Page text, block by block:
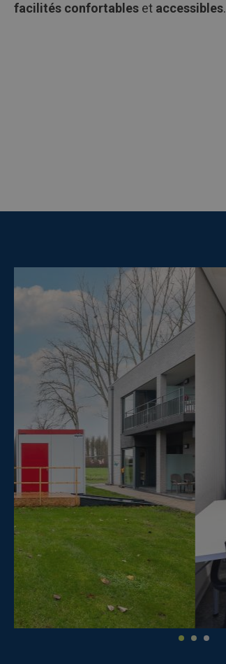
facilités confortables et accessibles.